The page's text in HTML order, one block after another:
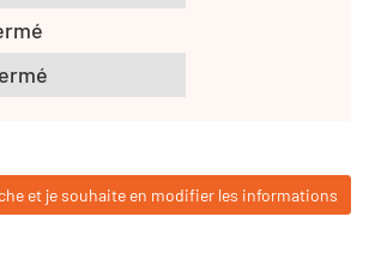
et je souhaite en modifier les informations